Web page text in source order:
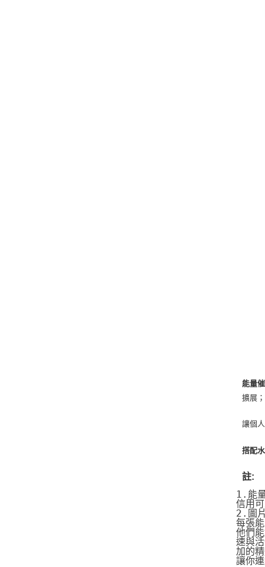
能量
擴展
讓個
搭配
註:
1.能
信用
2.圖
每張
他們
速與
加的
讓你